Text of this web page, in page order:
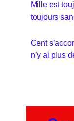
Mille est
toujours
Cent
n’y ai plus